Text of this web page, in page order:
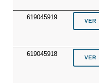
619045919
619045918